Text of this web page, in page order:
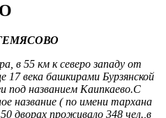
в 55 км к северо западу от
17 века башкирами Бурзянской
под названием Каипкаево.С
название ( по имени тархана
дворах проживало 348 чел.,в